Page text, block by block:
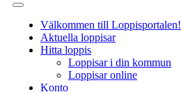
Välkommen till Loppisportalen!
Aktuella loppisar
Hitta loppis
Loppisar i din kommun
Loppisar online
Konto